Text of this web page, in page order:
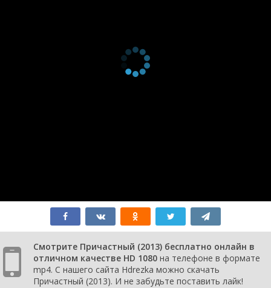
Смотрите Причастный (2013) бесплатно онлайн в
отличном качестве HD 1080 на телефоне в формате
mp4. С нашего сайта Hdrezka можно скачать
Причастный (2013). И не забудьте поставить лайк!